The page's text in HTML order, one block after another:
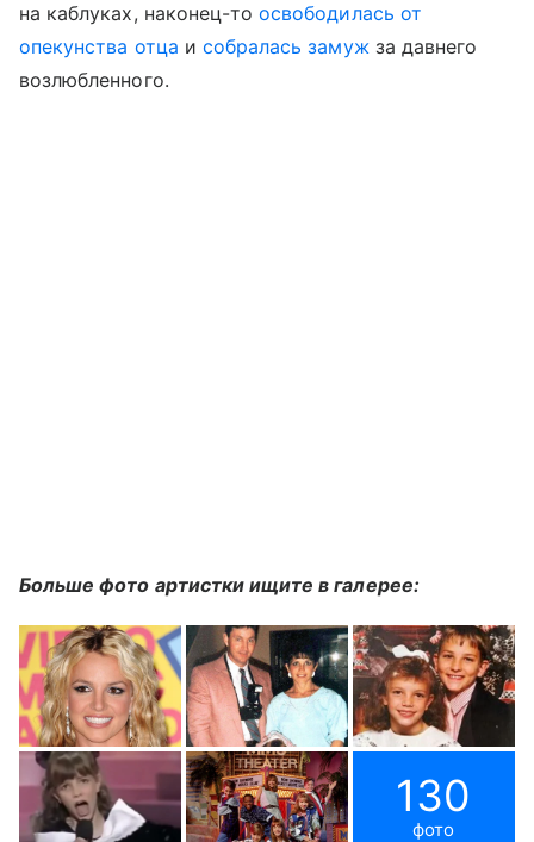
на каблуках, наконец-тоосвободилась от
опекунства отца и собралась замужза давнего
возлюбленного.
Больше фото артистки ищите в галерее:
130
фото